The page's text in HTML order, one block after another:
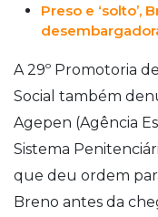
Preso e ‘solto’,
A 29º Promotoria
Social também
Agepen (Agência
Sistema
que deu ordem
Breno antes da